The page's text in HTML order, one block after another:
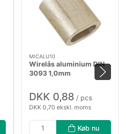
MICALU10
Wirelås aluminium DIN
3093 1,0mm
DKK 0,88 / pcs
DKK 0,70 ekskl. moms
Køb nu